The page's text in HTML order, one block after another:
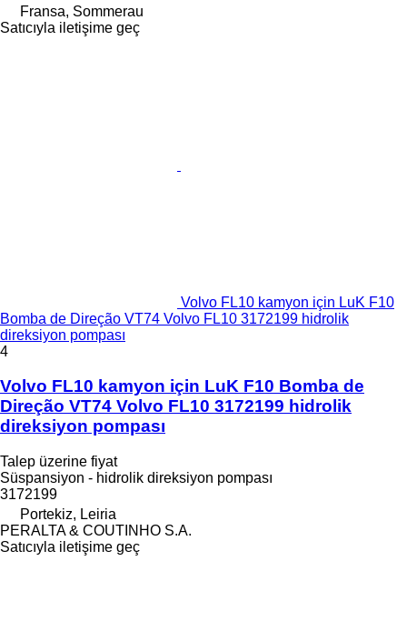
Fransa, Sommerau
Satıcıyla iletişime geç
Volvo FL10 kamyon için LuK F10
Bomba de Direção VT74 Volvo FL10 3172199 hidrolik
direksiyon pompası
4
Volvo FL10 kamyon için LuK F10 Bomba de
Direção VT74 Volvo FL10 3172199 hidrolik
direksiyon pompası
Talep üzerine fiyat
Süspansiyon - hidrolik direksiyon pompası
3172199
Portekiz, Leiria
PERALTA & COUTINHO S.A.
Satıcıyla iletişime geç